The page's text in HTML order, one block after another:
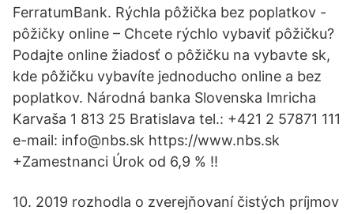
FerratumBank. Rýchla pôžička bez poplatkov -
pôžičky online – Chcete rýchlo vybaviť pôžičku?
Podajte online žiadosť o pôžičku na vybavte sk,
kde pôžičku vybavíte jednoducho online a bez
poplatkov. Národná banka Slovenska Imricha
Karvaša 1 813 25 Bratislava tel.: +421 2 57871 111
e-mail: info@nbs.sk https://www.nbs.sk
+Zamestnanci Úrok od 6,9 % !!
10. 2019 rozhodla o zverejňovaní čistých príjmov